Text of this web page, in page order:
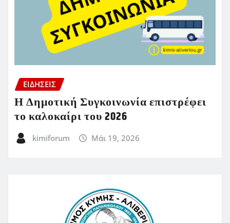
ΕΙΔΗΣΕΙΣ
Η Δημοτική Συγκοινωνία επιστρέφει
το καλοκαίρι του 2026
kimiforum Μάι 19, 2026